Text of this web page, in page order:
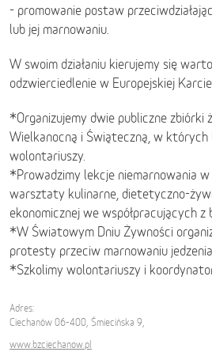
- promowanie postaw
lub jej marnowaniu.
W swoim działaniu kierujemy się
odzwierciedlenie w Europejskiej
*Organizujemy dwie publiczne zbiórki
Wielkanocną i Świąteczną, w których
wolontariuszy.
*Prowadzimy lekcje niemarnowania w
warsztaty kulinarne, dietetyczno-
ekonomicznej we współpracujących z
*W Światowym Dniu Żywności
protesty przeciw marnowaniu
*Szkolimy wolontariuszy i
Adres:
Ciechanów 06-400, Śmiecińska 9,
www.bzciechanow.pl